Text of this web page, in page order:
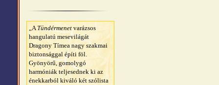
„ATündérmenetvarázsos
hangulatú mesevilágát
Dragony Tímea nagy szakmai
biztonsággal építi föl.
Gyönyörű, gomolygó
harmóniák teljesednek ki az
énekkarból kiváló két szólista